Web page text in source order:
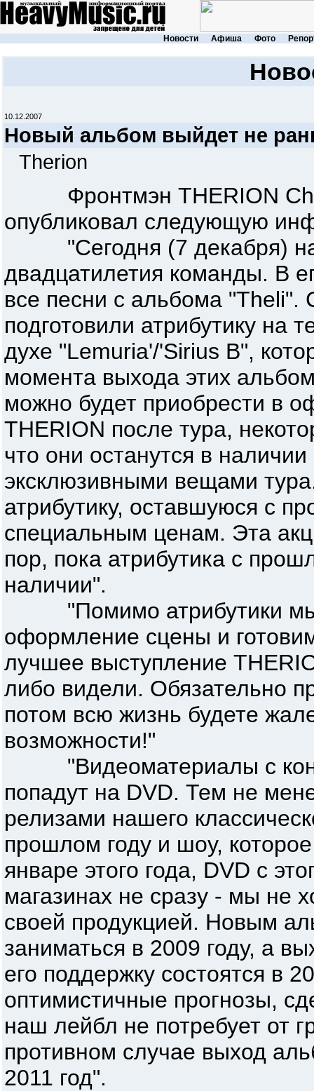
Новости Афиша Фото
10.12.2007
Новый альбом выйдет не
Therion
Фронтмэн THERION
опубликовал следующую
"Сегодня (7 декабря)
двадцатилетия команды. В
все песни с альбома "Theli".
подготовили атрибутику на
духе "Lemuria'/'Sirius B",
момента выхода этих
можно будет приобрести в
THERION после тура,
что они останутся в
эксклюзивными вещами
атрибутику, оставшуюся с
специальным ценам. Эта
пор, пока атрибутика с
наличии".
"Помимо атрибутики мы
оформление сцены и
лучшее выступление
либо видели. Обязательно
потом всю жизнь будете
возможности!"
"Видеоматериалы с
попадут на DVD. Тем не
релизами нашего
прошлом году и шоу,
январе этого года, DVD с
магазинах не сразу - мы не
своей продукцией. Новым
заниматься в 2009 году, а
его поддержку состоятся в
оптимистичные прогнозы,
наш лейбл не потребует от
противном случае выход
2011 год".